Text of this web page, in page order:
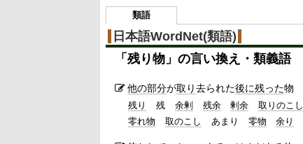
類語
日本語WordNet(類語)
「 残り物 」の言い換え・類義語
他の部分が取り去られた後に残った物
残り 残 余剰 残余 剰余 取りのこし
零れ物
取のこし あまり 零物 余り